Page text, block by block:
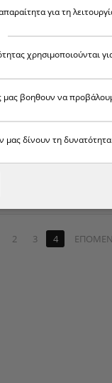
2 3 4
για τη
χρησιμοποιούνται
βοηθουν να
μας δίνουν τη